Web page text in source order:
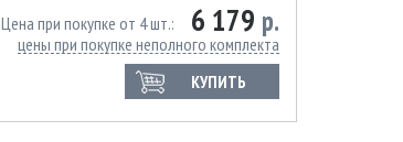
6 179 р.
Цена при покупке от 4 шт.
цены при покупке неполного комплекта
КУПИТЬ